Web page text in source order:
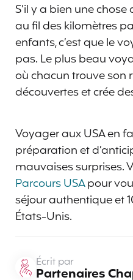
S’il y a bien une
au fil des kilomètres
enfants, c’est que le
pas. Le plus beau
où chacun trouve son
découvertes et crée
Voyager aux USA en
préparation et
mauvaises surprises.
Parcours USApour
séjour authentique et
États-Unis.
Écrit par
Partenaires